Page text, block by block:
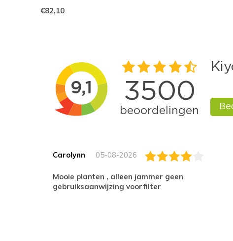
€82,10
Carolynn 05-08-2026
Mooie planten , alleen jammer geen
gebruiksaanwijzing voorfilter